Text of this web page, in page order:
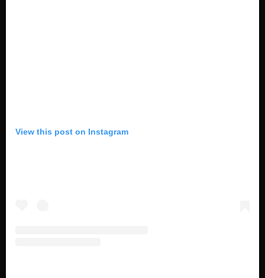
View this post on Instagram